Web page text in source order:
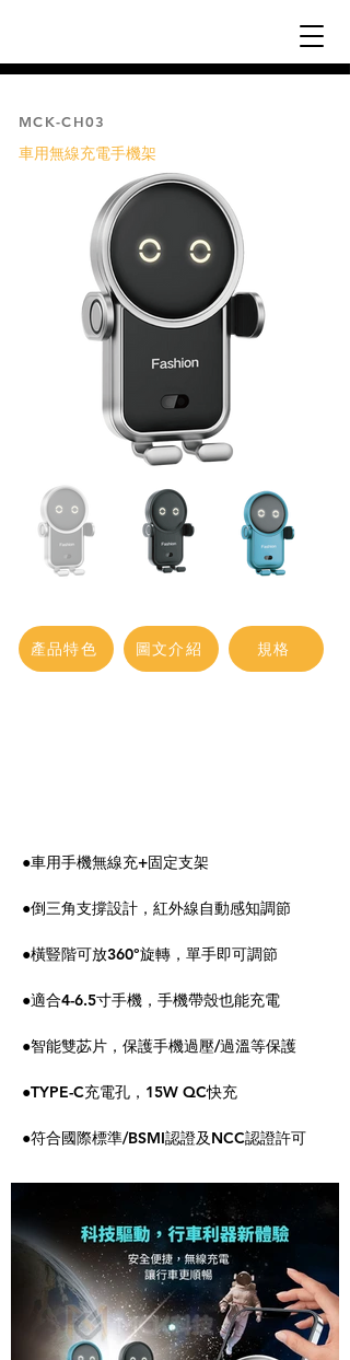
MCK-CH03
車用無線充電手機架
產品特色 圖文介紹 規格
●車用手機無線充+固定支架
●倒三角支撐設計，紅外線自動感知調節
●橫豎階可放360°旋轉，單手即可調節
●適合4-6.5寸手機，手機帶殼也能充電
●智能雙苾片，保護手機過壓/過溫等保護
●TYPE-C充電孔，15W QC快充
●符合國際標準/BSMI認證及NCC認證許可